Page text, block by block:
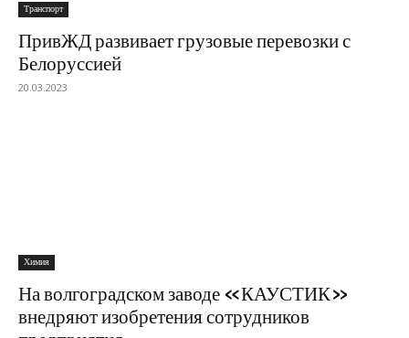
Транспорт
ПривЖД развивает грузовые перевозки с
Белоруссией
20.03.2023
Химия
На волгоградском заводе «КАУСТИК»
внедряют изобретения сотрудников